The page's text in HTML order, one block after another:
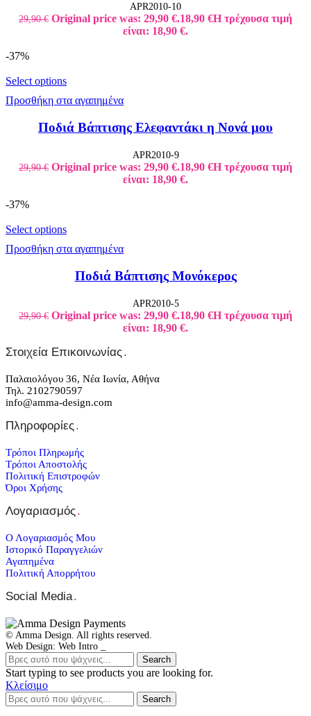
APR2010-10
29,90€ Original price was: 29,90 €.18,90 €Η τρέχουσα τιμή
είναι: 18,90 €.
-37%
Select options
Προσθήκη στα αγαπημένα
Ποδιά Βάπτισης Ελεφαντάκι η Νονά μου
APR2010-9
29,90€ Original price was: 29,90 €.18,90 €Η τρέχουσα τιμή
είναι: 18,90 €.
-37%
Select options
Προσθήκη στα αγαπημένα
Ποδιά Βάπτισης Μονόκερος
APR2010-5
29,90€ Original price was: 29,90 €.18,90 €Η τρέχουσα τιμή
είναι: 18,90 €.
Στοιχεία Επικοινωνίας.
Παλαιολόγου 36, Νέα Ιωνία, Αθήνα
Τηλ. 2102790597
info@amma-design.com
Πληροφορίες.
Τρόποι Πληρωμής
Τρόποι Αποστολής
Πολιτική Επιστροφών
Όροι Χρήσης
Λογαριασμός.
Ο Λογαριασμός Μου
Ιστορικό Παραγγελιών
Αγαπημένα
Πολιτική Απορρήτου
Social Media.
© Amma Design. All rights reserved.
Web Design: Web Intro _
Search
Start typing to see products you are looking for.
Κλείσιμο
Search